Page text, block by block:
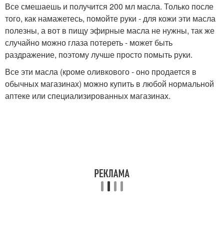
Все смешаешь и получится 200 мл масла. Только после
того, как намажетесь, помойте руки - для кожи эти масла
полезны, а вот в пищу эфирные масла не нужны, так же
случайно можно глаза потереть - может быть
раздражение, поэтому лучше просто помыть руки.
Все эти масла (кроме оливкового - оно продается в
обычных магазинах) можно купить в любой нормальной
аптеке или специализированных магазинах.